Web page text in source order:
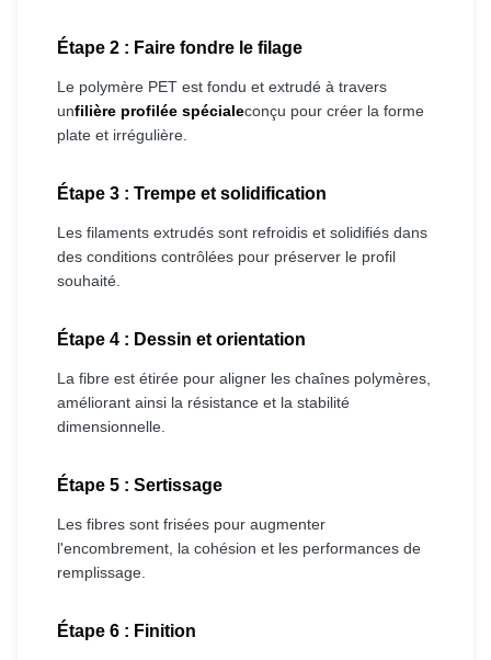
Étape 2 : Faire fondre le filage
Le polymère PET est fondu et extrudé à travers
unfilière profilée spécialeconçu pour créer la forme
plate et irrégulière.
Étape 3 : Trempe et solidification
Les filaments extrudés sont refroidis et solidifiés dans
des conditions contrôlées pour préserver le profil
souhaité.
Étape 4 : Dessin et orientation
La fibre est étirée pour aligner les chaînes polymères,
améliorant ainsi la résistance et la stabilité
dimensionnelle.
Étape 5 : Sertissage
Les fibres sont frisées pour augmenter
l'encombrement, la cohésion et les performances de
remplissage.
Étape 6 : Finition